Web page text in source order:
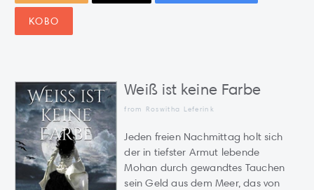
KOBO
Weiß ist keine Farbe
from Roswitha Leferink
Jeden freien Nachmittag holt sich
der in tiefster Armut lebende
Mohan durch gewandtes Tauchen
sein Geld aus dem Meer, das von